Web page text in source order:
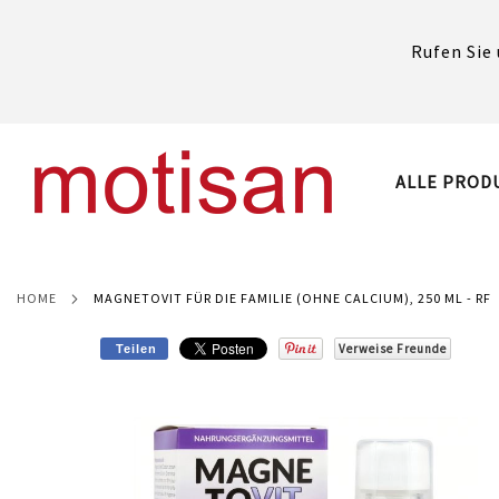
Rufen
ALLE
HOME MAGNETOVIT FÜR DIE FAMILIE (OHNE CALCIUM), 250 ML - RF
Teilen Verweise Freunde